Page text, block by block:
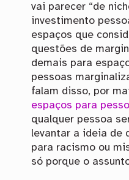
vai parecer “de
investimento
espaços que
questões de
demais para
pessoas
falam disso, por
espaços para
qualquer pessoa
levantar a ideia de
para racismo ou
só porque o